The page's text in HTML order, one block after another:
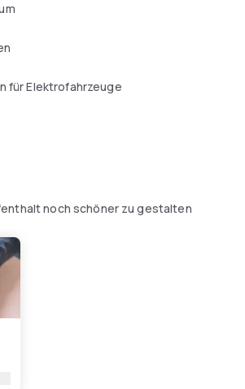
für Elektrofahrzeuge
noch schöner zu gestalten